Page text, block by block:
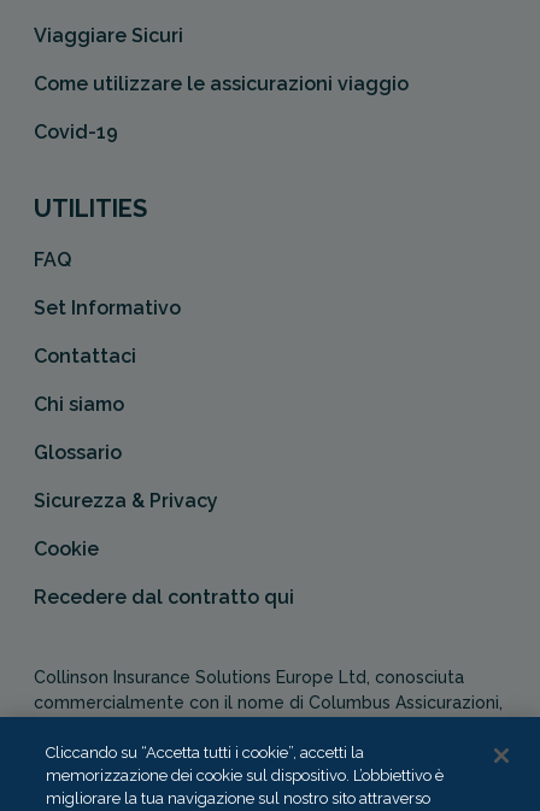
Viaggiare Sicuri
Come utilizzare le assicurazioni viaggio
Covid-19
UTILITIES
FAQ
Set Informativo
Contattaci
Chi siamo
Glossario
Sicurezza & Privacy
Cookie
Recedere dal contratto qui
Collinson Insurance Solutions Europe Ltd, conosciuta
commercialmente con il nome di Columbus Assicurazioni,
Authority in qualità di agente assicurativo (Distribution Act
-Cap. 487). In Italia, Columbus Assicurazioni è soggetta
alla vigilanza dell’IVASS.
Cliccando su “Accetta tutti i cookie”, accetti la
memorizzazione dei cookie sul dispositivo. L’obbiettivo è
migliorare la tua navigazione sul nostro sito attraverso